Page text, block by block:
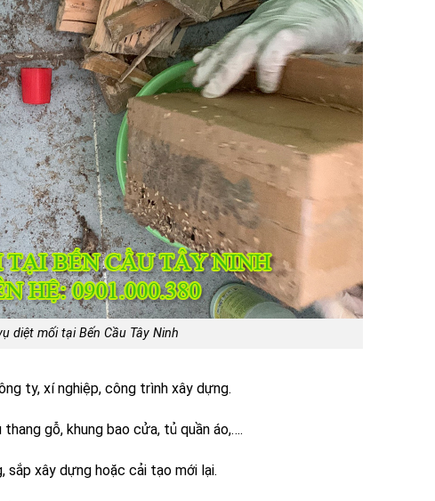
diệt mối tại Bến Cầu Tây Ninh
ty, xí nghiệp, công trình xây dựng.
gỗ, khung bao cửa, tủ quần áo,….
xây dựng hoặc cải tạo mới lại.